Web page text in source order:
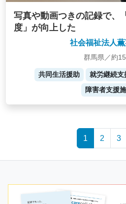
写真や動画つきの記録で、
度」が向上した
社会福祉法人
群馬県／約
共同生活援助 就労継続支
障害者支援
1 2 3